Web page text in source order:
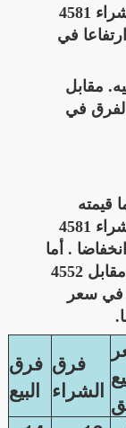
4554 جنيه، وسجل السعر السابق للشراء 4581
عكس ارتفاعا في
سعر للبيع فكان 4525 جنيه. مقابل
في
سعر لشراء الذهب عيار 24 ما قيمته
4554 جنيه، وسجل السعر السابق للشراء 4581
عكس انخفاضا . أما
عن أخر سعر للبيع فكان 4525 جنيه. مقابل 4552
في سعر
فرق
الشراء
فرق
البيع